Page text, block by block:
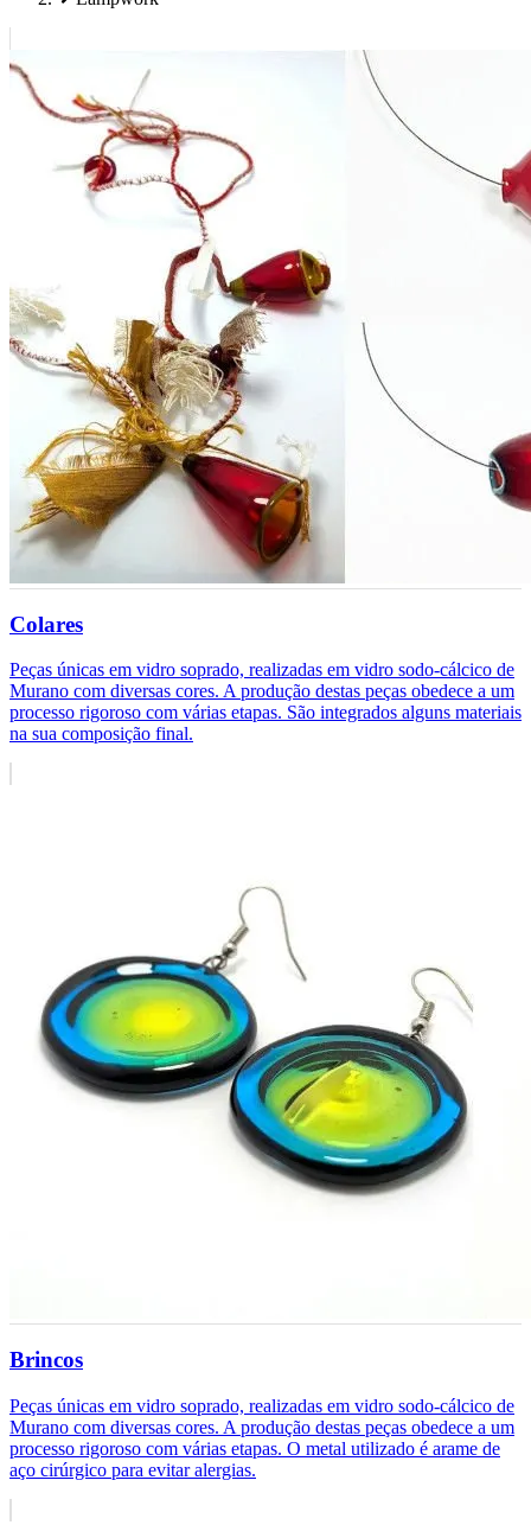
Colares
Peças únicas em vidro soprado, realizadas em vidro sodo-cálcico de
Murano com diversas cores. A produção destas peças obedece a um
processo rigoroso com várias etapas. São integrados alguns materiais
na sua composição final.
Brincos
Peças únicas em vidro soprado, realizadas em vidro sodo-cálcico de
Murano com diversas cores. A produção destas peças obedece a um
processo rigoroso com várias etapas. O metal utilizado é arame de
aço cirúrgico para evitar alergias.